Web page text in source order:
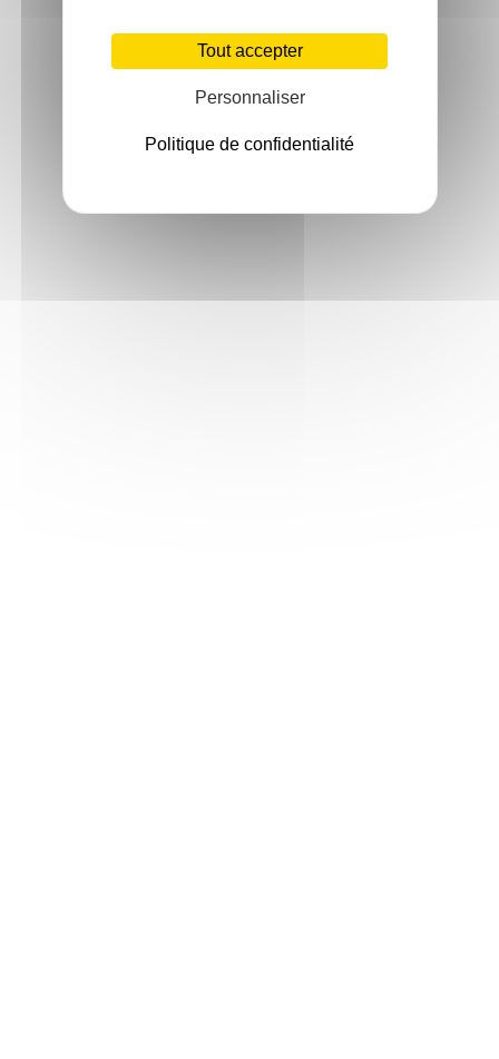
Tout accepter
Personnaliser
Politique de confidentialité